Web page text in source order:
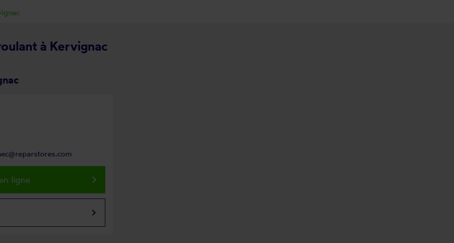
à Kervignac
ligne keyboard_arrow_right
keyboard_arrow_right